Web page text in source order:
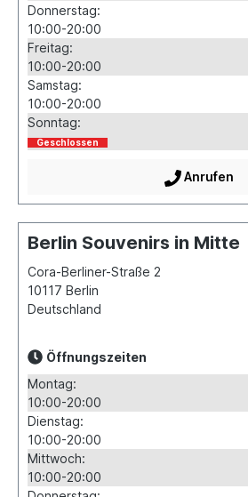
Donnerstag:
10:00-20:00
Freitag:
10:00-20:00
Samstag:
10:00-20:00
Sonntag:
Geschlossen
Anrufen
Berlin Souvenirs in Mitte
Cora-Berliner-Straße 2
10117 Berlin
Deutschland
Öffnungszeiten
Montag:
10:00-20:00
Dienstag:
10:00-20:00
Mittwoch:
10:00-20:00